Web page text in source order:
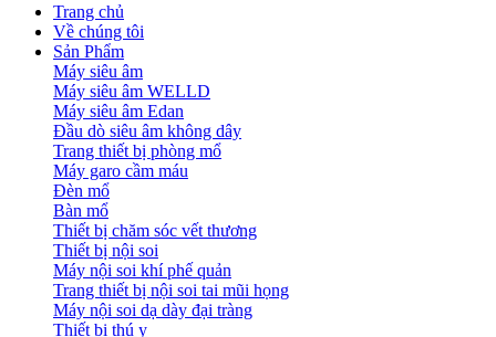
Trang chủ
Về chúng tôi
Sản Phẩm
Máy siêu âm
Máy siêu âm WELLD
Máy siêu âm Edan
Đầu dò siêu âm không dây
Trang thiết bị phòng mổ
Máy garo cầm máu
Đèn mổ
Bàn mổ
Thiết bị chăm sóc vết thương
Thiết bị nội soi
Máy nội soi khí phế quản
Trang thiết bị nội soi tai mũi họng
Máy nội soi dạ dày đại tràng
Thiết bị thú y